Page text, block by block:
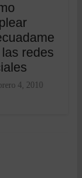
redes
4, 2010